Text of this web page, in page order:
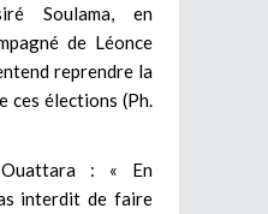
Soulama, en
de Léonce
reprendre la
ces élections (Ph.
: « En
interdit de faire